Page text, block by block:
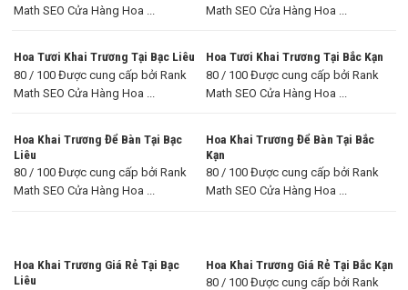
Math SEO Cửa Hàng Hoa ...
Math SEO Cửa Hàng Hoa ...
Hoa Tươi Khai Trương Tại Bạc Liêu
80 / 100 Được cung cấp bởi Rank
Math SEO Cửa Hàng Hoa ...
Hoa Tươi Khai Trương Tại Bắc Kạn
80 / 100 Được cung cấp bởi Rank
Math SEO Cửa Hàng Hoa ...
Hoa Khai Trương Để Bàn Tại Bạc
Liêu
80 / 100 Được cung cấp bởi Rank
Math SEO Cửa Hàng Hoa ...
Hoa Khai Trương Để Bàn Tại Bắc
Kạn
80 / 100 Được cung cấp bởi Rank
Math SEO Cửa Hàng Hoa ...
Hoa Khai Trương Giá Rẻ Tại Bạc
Liêu
Hoa Khai Trương Giá Rẻ Tại Bắc Kạn
80 / 100 Được cung cấp bởi Rank